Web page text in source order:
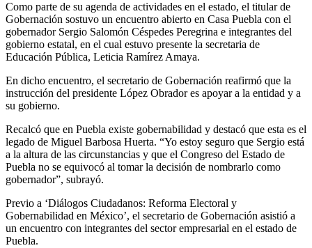
Como parte de su agenda de actividades en el estado, el titular de
Gobernación sostuvo un encuentro abierto en Casa Puebla con el
gobernador Sergio Salomón Céspedes Peregrina e integrantes del
gobierno estatal, en el cual estuvo presente la secretaria de
Educación Pública, Leticia Ramírez Amaya.
En dicho encuentro, el secretario de Gobernación reafirmó que la
instrucción del presidente López Obrador es apoyar a la entidad y a
su gobierno.
Recalcó que en Puebla existe gobernabilidad y destacó que esta es el
legado de Miguel Barbosa Huerta. “Yo estoy seguro que Sergio está
a la altura de las circunstancias y que el Congreso del Estado de
Puebla no se equivocó al tomar la decisión de nombrarlo como
gobernador”, subrayó.
Previo a ‘Diálogos Ciudadanos: Reforma Electoral y
Gobernabilidad en México’, el secretario de Gobernación asistió a
un encuentro con integrantes del sector empresarial en el estado de
Puebla.